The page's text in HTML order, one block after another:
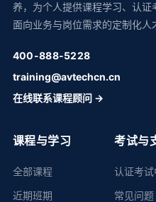
养，为个人提供课程学习、认
面向业务与岗位需求的定制化人
400-888-5228
training@avtechcn.cn
在线联系课程顾问 →
课程与学习
全部课程
近期班期
考试与
认证考
常见问题